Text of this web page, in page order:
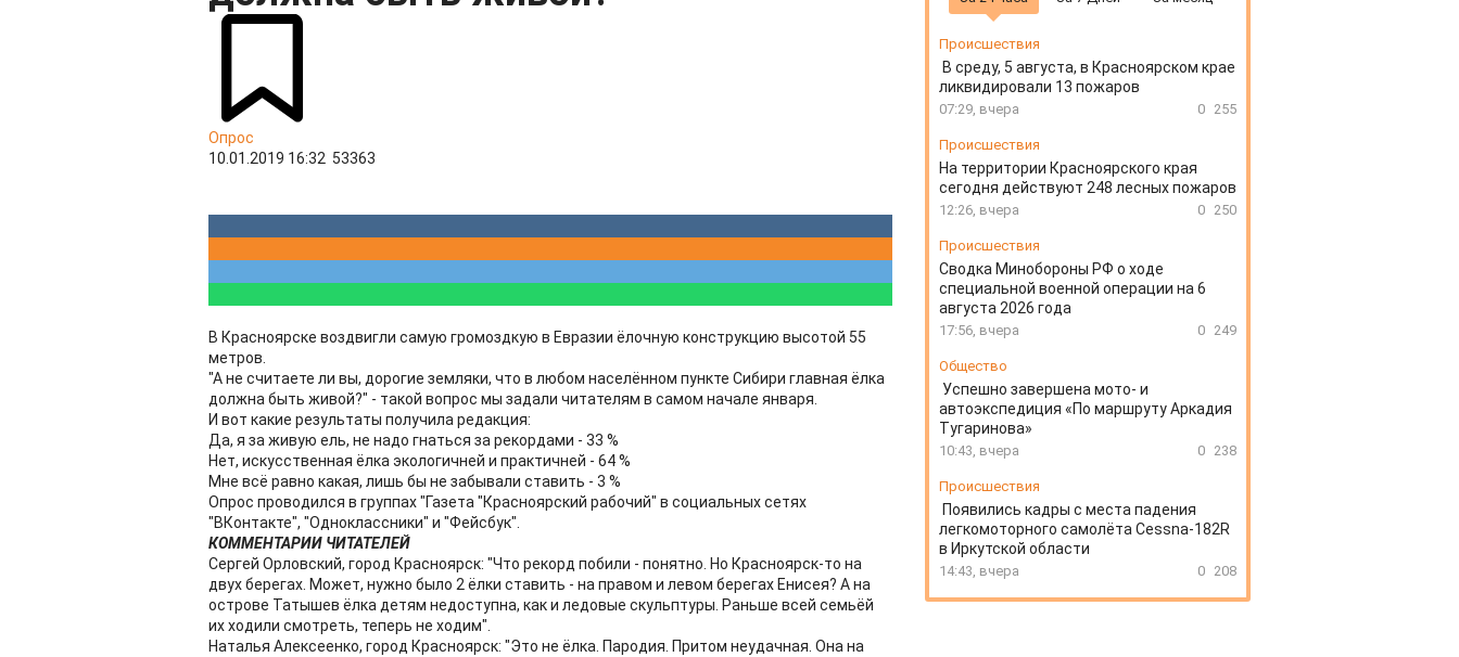
Опрос
10.01.2019 16:32 53363
В Красноярске воздвигли самую громоздкую в Евразии ёлочную конструкцию высотой 55
метров.
"А не считаете ли вы, дорогие земляки, что в любом населённом пункте Сибири главная ёлка
должна быть живой?" - такой вопрос мы задали читателям в самом начале января.
И вот какие результаты получила редакция:
Да, я за живую ель, не надо гнаться за рекордами - 33 %
Нет, искусственная ёлка экологичней и практичней - 64 %
Мне всё равно какая, лишь бы не забывали ставить - 3 %
Опрос проводился в группах "Газета "Красноярский рабочий" в социальных сетях
"ВКонтакте", "Одноклассники" и "Фейсбук".
КОММЕНТАРИИ ЧИТАТЕЛЕЙ
Сергей Орловский, город Красноярск: "Что рекорд побили - понятно. Но Красноярск-то на
двух берегах. Может, нужно было 2 ёлки ставить - на правом и левом берегах Енисея? А на
острове Татышев ёлка детям недоступна, как и ледовые скульптуры. Раньше всей семьёй
их ходили смотреть, теперь не ходим".
Наталья Алексеенко, город Красноярск: "Это не ёлка. Пародия. Притом неудачная. Она на
Происшествия
В среду, 5 августа, в Красноярском крае
ликвидировали 13 пожаров
07:29, вчера 0 255
Происшествия
На территории Красноярского края
сегодня действуют 248 лесных пожаров
12:26, вчера 0 250
Происшествия
Сводка Минобороны РФ о ходе
специальной военной операции на 6
августа 2026 года
17:56, вчера 0 249
Общество
Успешно завершена мото- и
автоэкспедиция «По маршруту Аркадия
Тугаринова»
10:43, вчера 0 238
Происшествия
Появились кадры с места падения
легкомоторного самолёта Cessna-182R
в Иркутской области
14:43, вчера 0 208